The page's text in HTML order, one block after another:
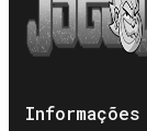
Informações